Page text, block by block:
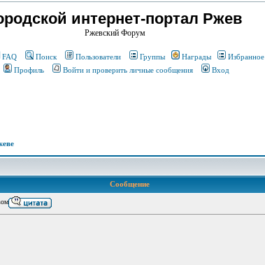
интернет-портал Ржев
Ржевский Форум
FAQ Поиск Пользователи Группы Награды Избранное
Профиль
Войти и проверить личные сообщения Вход
Сообщение